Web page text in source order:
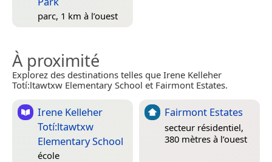
parc, 1 km à l’ouest
À proximité
Explorez des destinations telles que Irene Kelleher
Totí:ltawtxw Elementary School et Fairmont Estates.
Irene Kelleher
Totí:ltawtxw
Elementary School
école
Fairmont Estates
secteur résidentiel,
380 mètres à l’ouest